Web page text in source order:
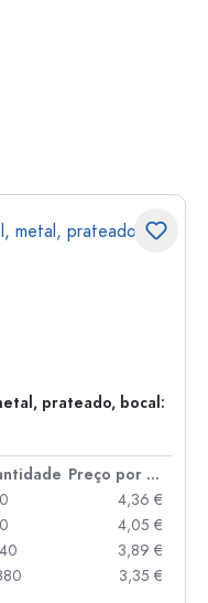
prateado, bocal:
Preço por peça
4,36 €
4,05 €
3,89 €
3,35 €